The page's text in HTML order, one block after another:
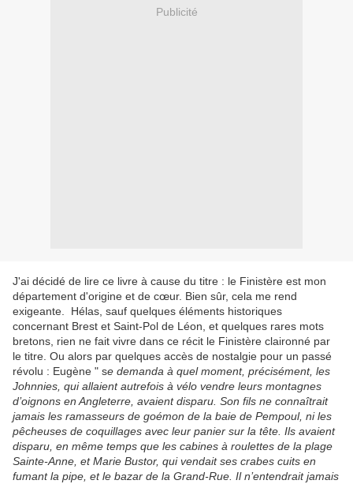
Publicité
J'ai décidé de lire ce livre à cause du titre : le Finistère est mon
département d'origine et de cœur. Bien sûr, cela me rend
exigeante. Hélas, sauf quelques éléments historiques
concernant Brest et Saint-Pol de Léon, et quelques rares mots
bretons, rien ne fait vivre dans ce récit le Finistère claironné par
le titre. Ou alors par quelques accès de nostalgie pour un passé
révolu : Eugène " se demanda à quel moment, précisément, les
Johnnies, qui allaient autrefois à vélo vendre leurs montagnes
d’oignons en Angleterre, avaient disparu. Son fils ne connaîtrait
jamais les ramasseurs de goémon de la baie de Pempoul, ni les
pêcheuses de coquillages avec leur panier sur la tête. Ils avaient
disparu, en même temps que les cabines à roulettes de la plage
Sainte-Anne, et Marie Bustor, qui vendait ses crabes cuits en
fumant la pipe, et le bazar de la Grand-Rue. Il n’entendrait jamais